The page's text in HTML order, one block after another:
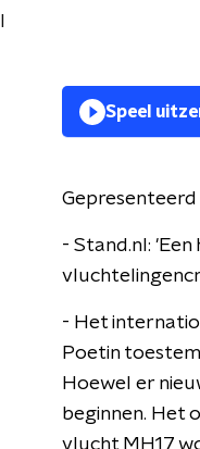
Speel
- Stand.nl:
- Het
Poetin
Hoewel er
beginnen. Het
vlucht MH17